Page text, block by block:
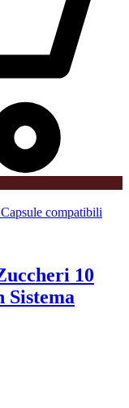
10
Sistema